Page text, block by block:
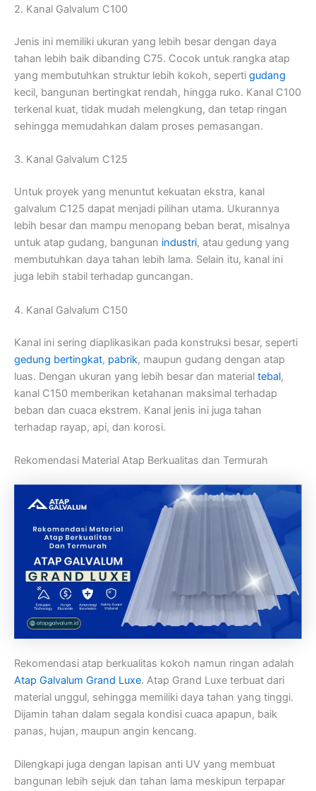
2. Kanal Galvalum C100
Jenis ini memiliki ukuran yang lebih besar dengan daya
tahan lebih baik dibanding C75. Cocok untuk rangka atap
yang membutuhkan struktur lebih kokoh, seperti gudang
kecil, bangunan bertingkat rendah, hingga ruko. Kanal C100
terkenal kuat, tidak mudah melengkung, dan tetap ringan
sehingga memudahkan dalam proses pemasangan.
3. Kanal Galvalum C125
Untuk proyek yang menuntut kekuatan ekstra, kanal
galvalum C125 dapat menjadi pilihan utama. Ukurannya
lebih besar dan mampu menopang beban berat, misalnya
untuk atap gudang, bangunan industri, atau gedung yang
membutuhkan daya tahan lebih lama. Selain itu, kanal ini
juga lebih stabil terhadap guncangan.
4. Kanal Galvalum C150
Kanal ini sering diaplikasikan pada konstruksi besar, seperti
gedung bertingkat, pabrik, maupun gudang dengan atap
luas. Dengan ukuran yang lebih besar dan material tebal,
kanal C150 memberikan ketahanan maksimal terhadap
beban dan cuaca ekstrem. Kanal jenis ini juga tahan
terhadap rayap, api, dan korosi.
Rekomendasi Material Atap Berkualitas dan Termurah
Rekomendasi atap berkualitas kokoh namun ringan adalah
Atap Galvalum Grand Luxe. Atap Grand Luxe terbuat dari
material unggul, sehingga memiliki daya tahan yang tinggi.
Dijamin tahan dalam segala kondisi cuaca apapun, baik
panas, hujan, maupun angin kencang.
Dilengkapi juga dengan lapisan anti UV yang membuat
bangunan lebih sejuk dan tahan lama meskipun terpapar